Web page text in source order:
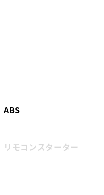
ABS
リモコンスターター